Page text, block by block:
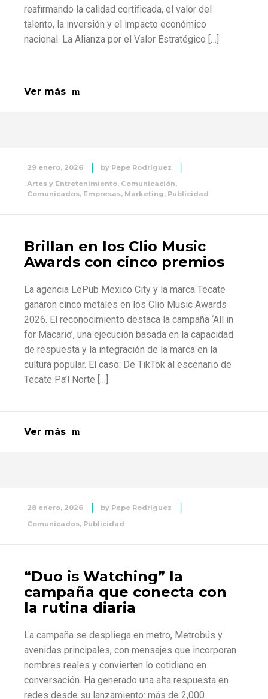
reafirmando la calidad certificada, el valor del
talento, la inversión y el impacto económico
nacional. La Alianza por el Valor Estratégico […]
Ver más
29 enero, 2026 by Pepe Rodriguez
Artes y Entretenimiento, Comunicación,
Comunicados, Empresas, Marketing, Publicidad
Brillan en los Clio Music
Awards con cinco premios
La agencia LePub Mexico City y la marca Tecate
ganaron cinco metales en los Clio Music Awards
2026. El reconocimiento destaca la campaña ‘All in
for Macario’, una ejecución basada en la capacidad
de respuesta y la integración de la marca en la
cultura popular. El caso: De TikTok al escenario de
Tecate Pa’l Norte […]
Ver más
28 enero, 2026 by Pepe Rodriguez
Comunicados, Publicidad
“Duo is Watching” la
campaña que conecta con
la rutina diaria
La campaña se despliega en metro, Metrobús y
avenidas principales, con mensajes que incorporan
nombres reales y convierten lo cotidiano en
conversación. Ha generado una alta respuesta en
redes desde su lanzamiento: más de 2,000